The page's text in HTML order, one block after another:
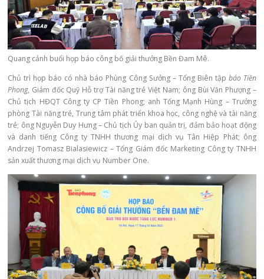
Quang cảnh buổi họp báo công bố giải thưởng Bền Đam Mê.
Chủ trì họp báo có nhà báo Phùng Công Sưởng – Tổng Biên tập báo Tiền
Phong, Giám đốc Quỹ Hỗ trợ Tài năng trẻ Việt Nam; ông Bùi Văn Phượng –
Chủ tịch HĐQT Công ty CP Tiền Phong; anh Tống Mạnh Hùng – Trưởng
phòng Tài năng trẻ, Trung tâm phát triển khoa học, công nghệ và tài năng
trẻ; ông Nguyễn Duy Hưng – Chủ tịch Ủy ban quản trị, đảm bảo hoạt động
và danh tiếng Công ty TNHH thương mại dịch vụTân Hiệp Phát; ông
Andrzej Tomasz Bialasiewicz – Tổng Giám đốc Marketing Công ty TNHH
sản xuất thương mại dịch vụ Number One.